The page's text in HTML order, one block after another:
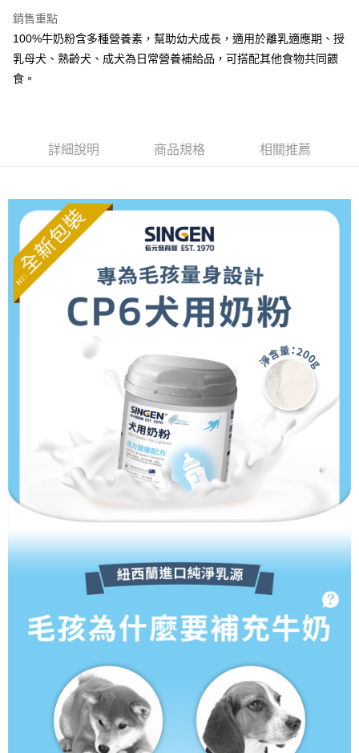
台新國際商業銀行
星展（台灣）商業銀行
中國信託商業銀行
台灣樂天信用卡公司
AFTEE先享後付
相關說明
【關於「AFTEE先享後付」】
３．安心：先確認商品／服務後，再付款。
結帳頁面，進行簡訊認證並確認金額後，即可完成結帳。
２．訂單成立數日內，您將收到繳費通知簡訊。
３．收到繳費通知簡訊後14天內，點擊此簡訊中的連結，可透過四大超商／
ATM／網路銀行／等多元方式進行付款，方視為交易完成。
※ 請注意：結帳手續完成當下不需立刻繳費，但若您需要取消訂單，請聯絡
購買商品的店家。未經商家同意取消之訂單仍視為有效，需透過AFTEE先享
後付繳納相關費用。
※ 交易是否成功請以「AFTEE先享後付 」之結帳頁面顯示為準，若有關於
是否繳費成功／繳費後需取消欲退款等相關疑問，請聯繫「AFTEE先享後付
１．透過由恩沛科技股份有限公司提供之「AFTEE先享後付」服務完成之交
易，需依本服務之必要範圍內提供個人資料，並將交易相關給付款項請求債
權轉讓予恩沛科技股份有限公司。
２．關於個人資料處理事宜，請瀏覽以下網址：
https://aftee.tw/terms/#terms3
３．未成年的使用者請事先徵得法定代理人或監護人之同意方可使用
「AFTEE先享後付」，若未經同意申辦者引起之損失，本公司不負相關責
４．使用「AFTEE先享後付」時，將依據個別帳號之用戶狀況，依本公司即
時審查核予不同之上限額度；若仍有額度不足之情形，本公司將視審查結果
請求用戶進行身份認證。
ATM付款
全家取貨付款
付款後全家取貨
每筆NT$70，滿NT$699(含以上)免運費
7-11取貨付款
每筆NT$70，滿NT$699(含以上)免運費
付款後7-11取貨
每筆NT$70，滿NT$699(含以上)免運費
每筆NT$100，滿NT$699(含以上)免運費
銷售重點
100%牛奶粉含多種營養素，幫助幼犬成長，適用於離乳適應期、授
乳母犬、熟齡犬、成犬為日常營養補給品，可搭配其他食物共同餵
食。
詳細說明 商品規格 相關推薦